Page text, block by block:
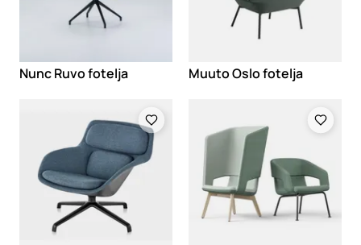
Nunc Ruvo fotelja
Muuto Oslo fotelja